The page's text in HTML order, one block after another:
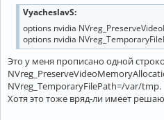
VyacheslavS:
options nvidia
options nvidia
Это у меня прописано одной
NVreg_TemporaryFilePath=/var/tmp.
Хотя это тоже вряд-ли имеет